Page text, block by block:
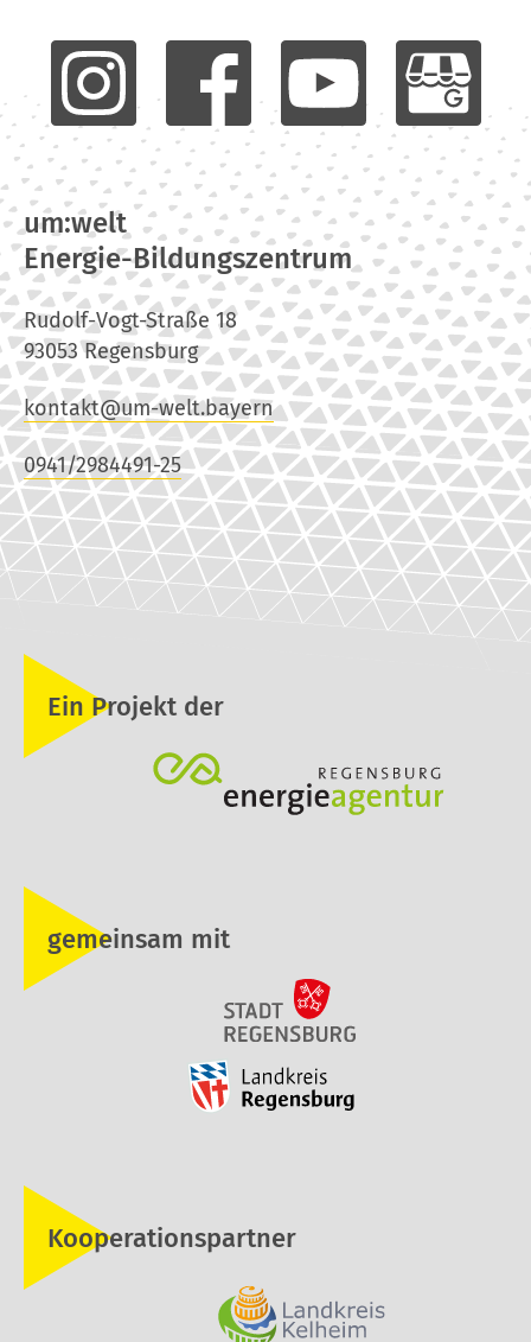
um:welt
Energie-Bildungszentrum
Rudolf-Vogt-Straße 18
93053 Regensburg
kontakt@um-welt.bayern
0941/2984491-25
Ein Projekt der
gemeinsam mit
Kooperationspartner